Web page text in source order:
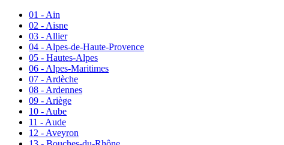
01 - Ain
02 - Aisne
03 - Allier
04 - Alpes-de-Haute-Provence
05 - Hautes-Alpes
06 - Alpes-Maritimes
07 - Ardèche
08 - Ardennes
09 - Ariège
10 - Aube
11 - Aude
12 - Aveyron